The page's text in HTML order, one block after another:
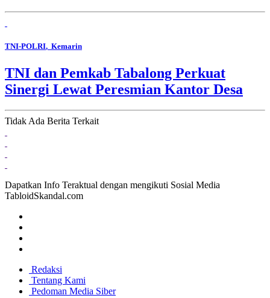
TNI-POLRI, Kemarin
TNI dan Pemkab Tabalong Perkuat
Sinergi Lewat Peresmian Kantor Desa
Tidak Ada Berita Terkait
Dapatkan Info Teraktual dengan mengikuti Sosial Media
TabloidSkandal.com
Redaksi
Tentang Kami
Pedoman Media Siber